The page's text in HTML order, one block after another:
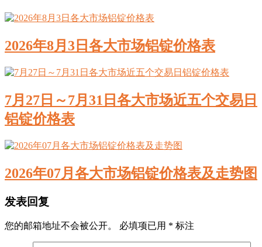
2026年8月3日各大市场铝锭价格表
7月27日～7月31日各大市场近五个交易日
铝锭价格表
2026年07月各大市场铝锭价格表及走势图
发表回复
您的邮箱地址不会被公开。 必填项已用 * 标注